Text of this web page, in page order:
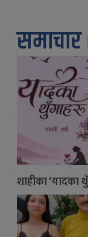
समाचार
शाहीका ‘यादका